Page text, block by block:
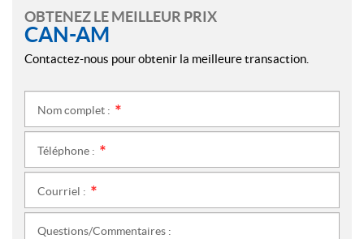
OBTENEZ LE MEILLEUR PRIX
CAN-AM
Contactez-nous pour obtenir la meilleure transaction.
Nom complet :
Téléphone :
Courriel :
Questions/Commentaires :